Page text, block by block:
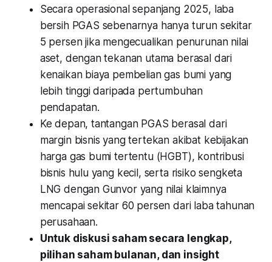
Secara operasional sepanjang 2025, laba
bersih PGAS sebenarnya hanya turun sekitar
5 persen jika mengecualikan penurunan nilai
aset, dengan tekanan utama berasal dari
kenaikan biaya pembelian gas bumi yang
lebih tinggi daripada pertumbuhan
pendapatan.
Ke depan, tantangan PGAS berasal dari
margin bisnis yang tertekan akibat kebijakan
harga gas bumi tertentu (HGBT), kontribusi
bisnis hulu yang kecil, serta risiko sengketa
LNG dengan Gunvor yang nilai klaimnya
mencapai sekitar 60 persen dari laba tahunan
perusahaan.
Untuk diskusi saham secara lengkap,
pilihan saham bulanan, dan insight